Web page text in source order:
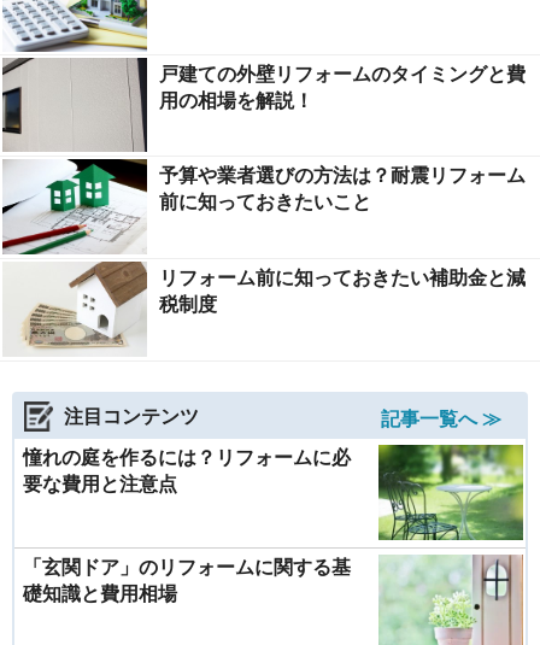
戸建ての外壁リフォームのタイミングと費
用の相場を解説！
予算や業者選びの方法は？耐震リフォーム
前に知っておきたいこと
リフォーム前に知っておきたい補助金と減
税制度
注目コンテンツ
記事一覧へ ≫
憧れの庭を作るには？リフォームに必
要な費用と注意点
「玄関ドア」のリフォームに関する基
礎知識と費用相場